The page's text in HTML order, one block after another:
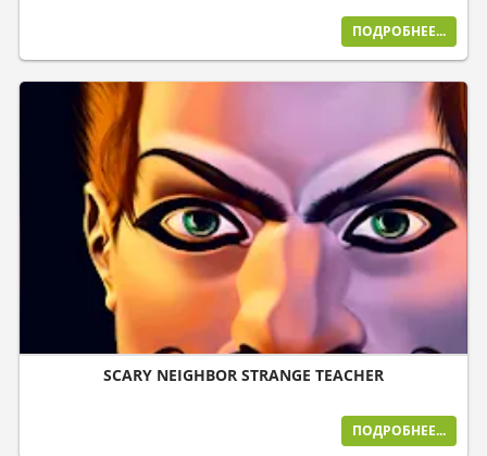
ПОДРОБНЕЕ...
SCARY NEIGHBOR STRANGE TEACHER
ПОДРОБНЕЕ...